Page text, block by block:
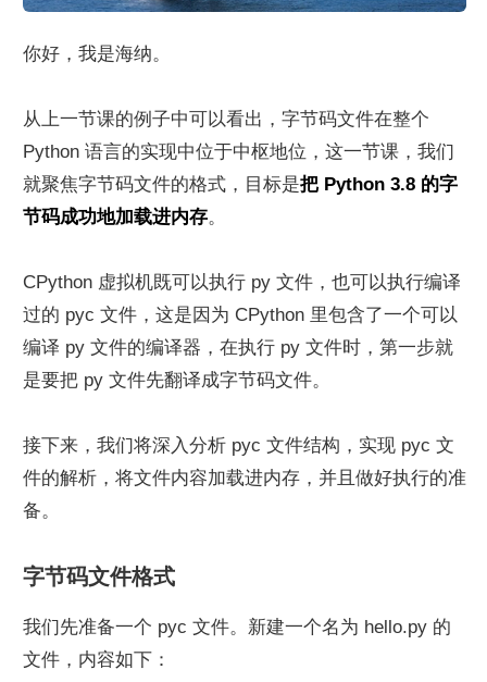
你好，我是海纳。
从上一节课的例子中可以看出，字节码文件在整个
Python 语言的实现中位于中枢地位，这一节课，我们
就聚焦字节码文件的格式，目标是把 Python 3.8 的字
节码成功地加载进内存。
CPython 虚拟机既可以执行 py 文件，也可以执行编译
过的 pyc 文件，这是因为 CPython 里包含了一个可以
编译 py 文件的编译器，在执行 py 文件时，第一步就
是要把 py 文件先翻译成字节码文件。
接下来，我们将深入分析 pyc 文件结构，实现 pyc 文
件的解析，将文件内容加载进内存，并且做好执行的准
备。
字节码文件格式
我们先准备一个 pyc 文件。新建一个名为 hello.py 的
文件，内容如下：